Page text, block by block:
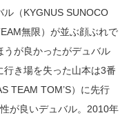
（KYGNUS SUNOCO
無限）が並ぶ顔ぶれで
うが良かったがデュバル
き場を失った山本は3番
TEAM TOM’S）に先行
が良いデュバル。2010年